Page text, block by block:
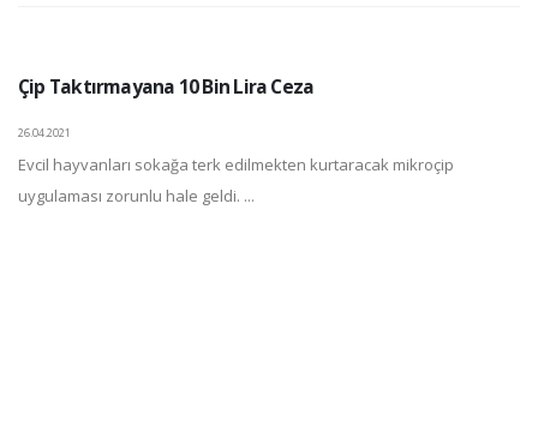
Çip Taktırmayana 10 Bin Lira Ceza
26.04.2021
Evcil hayvanları sokağa terk edilmekten kurtaracak mikroçip
uygulaması zorunlu hale geldi. ...